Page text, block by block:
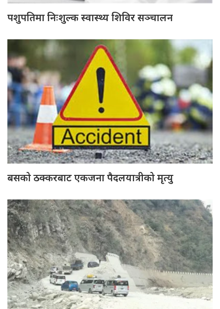
पशुपतिमा निःशुल्क स्वास्थ्य शिविर सञ्चालन
बसको ठक्करबाट एकजना पैदलयात्रीको मृत्यु